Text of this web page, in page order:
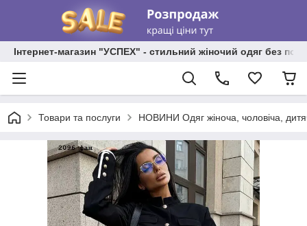
Інтернет-магазин "УСПЕХ" - стильний жіночий одяг без
Товари та послуги НОВИНИ Одяг жіноча, чоловіча,